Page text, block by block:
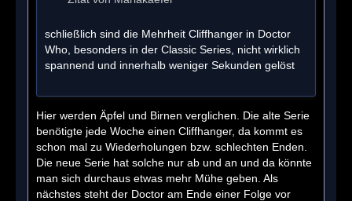
schließlich sind die Mehrheit Cliffhanger in Doctor
Who, besonders in der Classic Series, nicht wirklich
spannend und innerhalb weniger Sekunden gelöst
Hier werden Äpfel und Birnen verglichen. Die alte Serie
benötigte jede Woche einen Cliffhanger, da kommt es
schon mal zu Wiederholungen bzw. schlechten Enden.
Die neue Serie hat solche nur ab und an und da könnte
man sich durchaus etwas mehr Mühe geben. Als
nächstes steht der Doctor am Ende einer Folge vor